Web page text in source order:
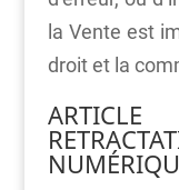
la Vente est
droit et la